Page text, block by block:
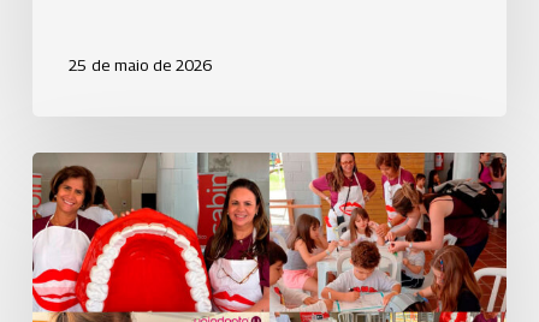
25 de maio de 2026
ASP
da
Uniodonto
Campinas
participa